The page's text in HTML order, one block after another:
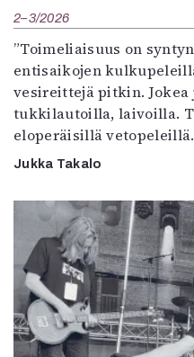
2–3/2026
”Toimeliaisuus on
entisaikojen
vesireittejä pitkin.
tukkilautoilla, laivoilla.
eloperäisillä
Jukka Takalo